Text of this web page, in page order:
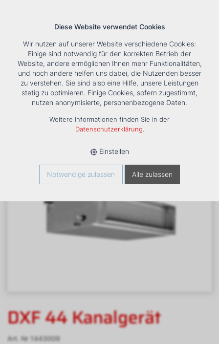
Tools Unternehmen Karriere KontaktSuche
HOME › PRODUKTE › KÄLTE/KLIMA › FANCOILS › DXF 44
KANALGERÄT
DXF 44 Kanalgerät
Art. Nr 1443009
Diese Website verwendet Cookies
Wir nutzen auf unserer Website verschiedene Cookies:
Einige sind notwendig für den korrekten Betrieb der
Website, andere ermöglichen Ihnen mehr Funktionalitäten,
und noch andere helfen uns dabei, die Nutzenden besser
zu verstehen. Sie sind also eine Hilfe, unsere Leistungen
stetig zu optimieren. Einige Cookies, sofern zugestimmt,
nutzen anonymisierte, personenbezogene Daten.
Weitere Informationen finden Sie in der
Datenschutzerklärung.
Einstellen
Notwendige zulassen Alle zulassen